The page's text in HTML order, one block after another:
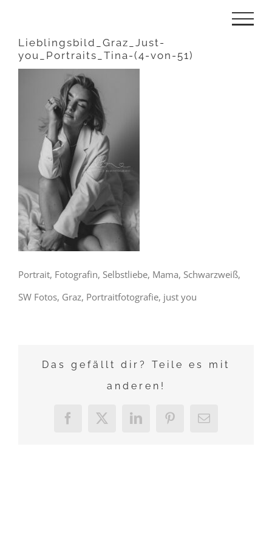
springen
Lieblingsbild_Graz_Just-
you_Portraits_Tina-(4-von-51)
Portrait, Fotografin, Selbstliebe, Mama, Schwarzweiß,
SW Fotos, Graz, Portraitfotografie, just you
Das gefällt dir? Teile es mit
anderen!
Facebook
X LinkedInPinterest
E-